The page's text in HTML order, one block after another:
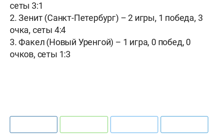
сеты 3:1
2. Зенит (Санкт-Петербург) – 2 игры, 1 победа, 3
очка, сеты 4:4
3. Факел (Новый Уренгой) – 1 игра, 0 побед, 0
очков, сеты 1:3